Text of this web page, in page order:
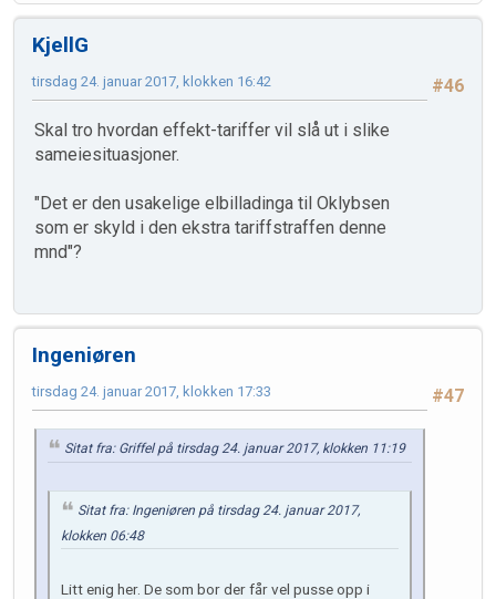
KjellG
#46
tirsdag 24. januar 2017, klokken 16:42
Skal tro hvordan effekt-tariffer vil slå ut i slike
sameiesituasjoner.
"Det er den usakelige elbilladinga til Oklybsen
som er skyld i den ekstra tariffstraffen denne
mnd"?
Ingeniøren
#47
tirsdag 24. januar 2017, klokken 17:33
Sitat fra: Griffel på tirsdag 24. januar 2017, klokken 11:19
Sitat fra: Ingeniøren på tirsdag 24. januar 2017,
klokken 06:48
Litt enig her. De som bor der får vel pusse opp i